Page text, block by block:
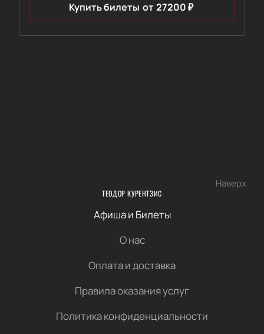
Купить билеты от 27200₽
Наверх
ТЕОДОР КУРЕНТЗИС
Афиша и Билеты
О нас
Оплата и доставка
Правила оказания услуг
Политика конфиденциальности